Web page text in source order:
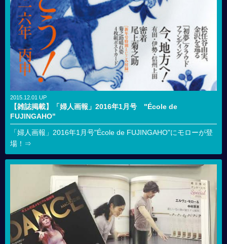
2015.12.01 UP
【雑誌掲載】「婦人画報」2016年1月号 "École de
FUJINGAHO"
「婦人画報」2016年1月号"École de FUJINGAHO"にモローが登
場！⇒